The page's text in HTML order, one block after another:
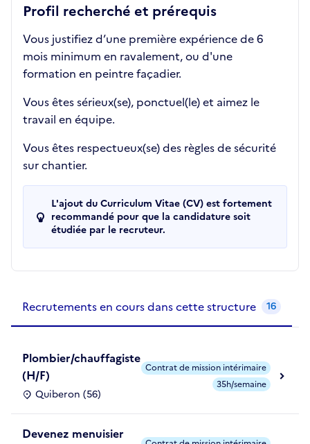
Profil recherché et prérequis
Vous justifiez d’une première expérience de 6
mois minimum en ravalement, ou d'une
formation en peintre façadier.
Vous êtes sérieux(se), ponctuel(le) et aimez le
travail en équipe.
Vous êtes respectueux(se) des règles de sécurité
sur chantier.
L'ajout du Curriculum Vitae (CV) est fortement
recommandé pour que la candidature soit
étudiée par le recruteur.
Recrutements en cours dans cette structure 16
Plombier/chauffagiste
(H/F)
Quiberon (56)
Contrat de mission intérimaire
35h/semaine
Devenez menuisier